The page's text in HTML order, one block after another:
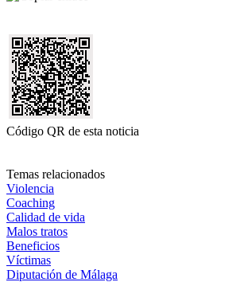
Código QR de esta noticia
Temas relacionados
Violencia
Coaching
Calidad de vida
Malos tratos
Beneficios
Víctimas
Diputación de Málaga